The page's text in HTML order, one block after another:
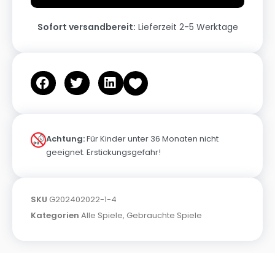
Sofort versandbereit: Lieferzeit 2-5 Werktage
Achtung:Für Kinder unter 36 Monaten nicht
geeignet. Erstickungsgefahr!
SKU G202402022-1-4
Kategorien Alle Spiele, Gebrauchte Spiele